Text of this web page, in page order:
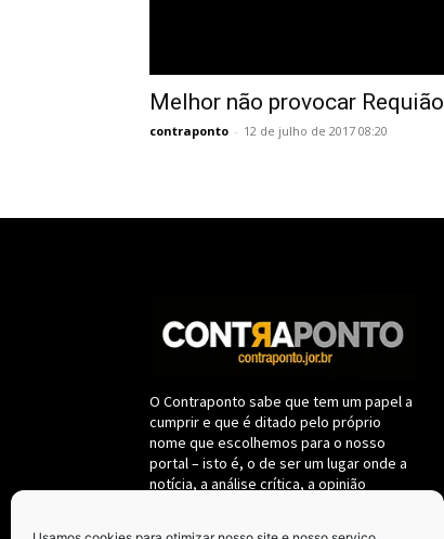
Melhor não provocar Requião
contraponto - 12 de julho de 2017 08:20
O Contraponto sabe que tem um papel a
cumprir e que é ditado pelo próprio
nome que escolhemos para o nosso
portal – isto é, o de ser um lugar onde a
notícia, a análise crítica, a opinião